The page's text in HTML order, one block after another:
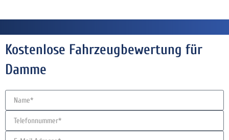
Kostenlose Fahrzeugbewertung für
Damme